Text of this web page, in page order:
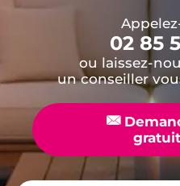
02 85
ou laissez-
un conseiller
📧